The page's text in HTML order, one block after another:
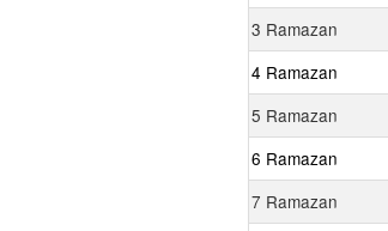
3 Ramazan
4 Ramazan
5 Ramazan
6 Ramazan
7 Ramazan